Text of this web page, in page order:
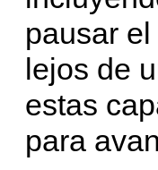
pausar
lejos de
estas
para